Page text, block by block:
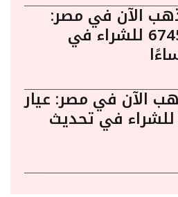
الآن في مصر:
عيار 24 يسجل 6745 للشراء في
الآن في مصر: عيار
24 يسجل 6735 للشراء في تحديث